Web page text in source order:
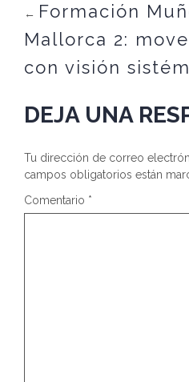
← Formación
Mallorca 2:
con visión
DEJA UNA
Tu dirección de correo
campos obligatorios están
Comentario *